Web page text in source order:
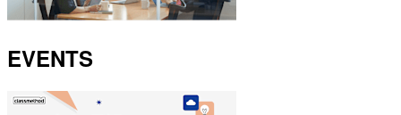
EVENTS